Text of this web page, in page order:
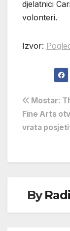
djelatnici
volonteri.
Izvor:
Mostar:
Fine Arts
vrata
By